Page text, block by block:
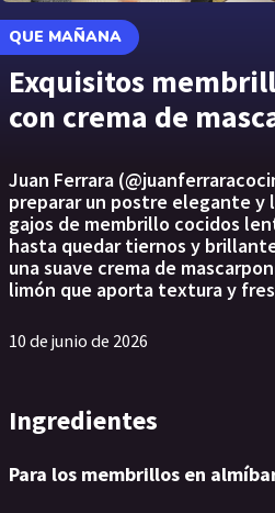
QUE MAÑANA
Exquisitos
con crema de
Juan Ferrara
preparar un postre elegante
gajos de membrillo cocidos
hasta quedar tiernos y
una suave crema de
limón que aporta textura y
10 de junio de 2026
Ingredientes
Para los membrillos en